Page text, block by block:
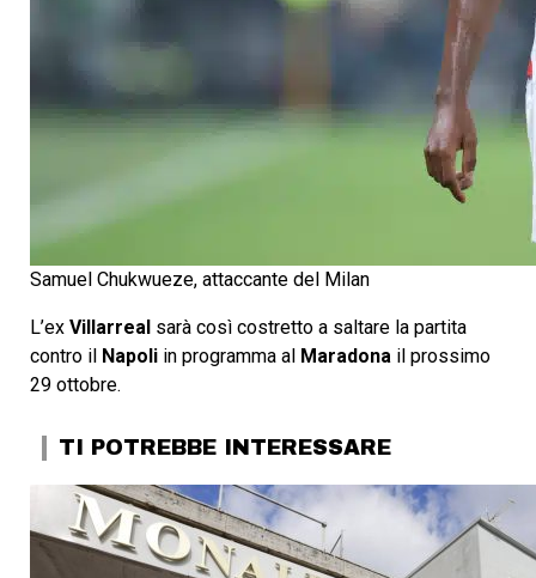
Samuel Chukwueze, attaccante del Milan
L’ex Villarreal sarà così costretto a saltare la partita
contro il Napoli in programma al Maradona il prossimo
29 ottobre.
TI POTREBBE INTERESSARE